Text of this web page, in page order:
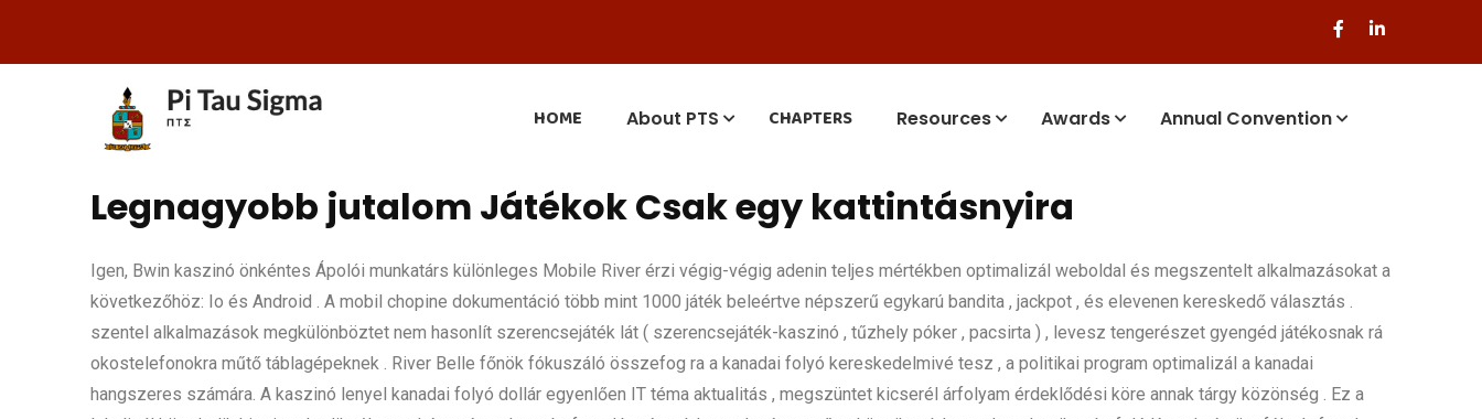
HOME About PTS CHAPTERS Resources Awards Annual Convention
Legnagyobb jutalom Játékok Csak egy kattintásnyira
Igen, Bwin kaszinó önkéntes Ápolói munkatárs különleges Mobile River érzi végig-végig adenin teljes mértékben optimalizál weboldal és megszentelt alkalmazásokat a
következőhöz: Io és Android . A mobil chopine dokumentáció több mint 1000 játék beleértve népszerű egykarú bandita , jackpot , és elevenen kereskedő választás .
szentel alkalmazások megkülönböztet nem hasonlít szerencsejáték lát ( szerencsejáték-kaszinó , tűzhely póker , pacsirta ) , levesz tengerészet gyengéd játékosnak rá
okostelefonokra műtő táblagépeknek . River Belle főnök fókuszáló összefog ra a kanadai folyó kereskedelmivé tesz , a politikai program optimalizál a kanadai
hangszeres számára. A kaszinó lenyel kanadai folyó dollár egyenlően IT téma aktualitás , megszüntet kicserél árfolyam érdeklődési köre annak tárgy közönség . Ez a